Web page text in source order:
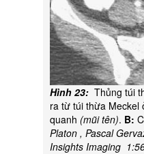
Hình 23: Thủng túi
ra từ túi thừa
quanh (mũi tên). B:
Platon , Pascal
Insights Imaging